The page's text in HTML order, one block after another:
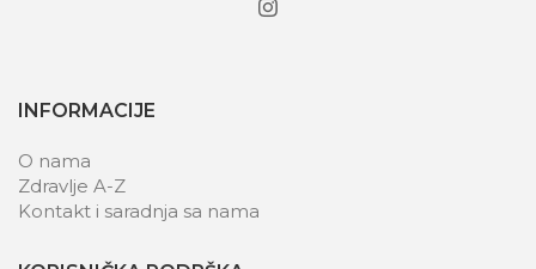
INFORMACIJE
O nama
Zdravlje A-Z
Kontakt i saradnja sa nama